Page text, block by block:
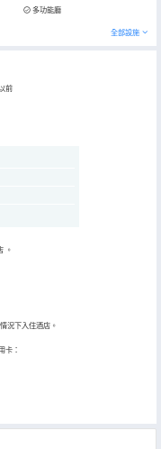
多功能廳
全部設施
前
。
況下入住酒店。
卡：